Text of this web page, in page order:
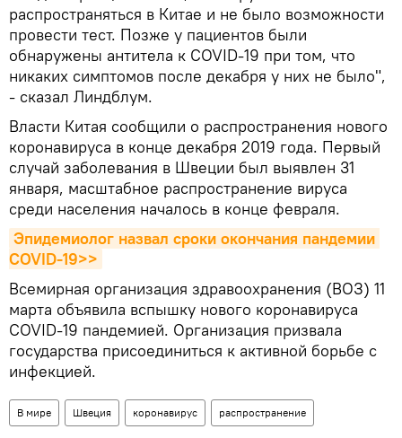
распространяться в Китае и не было возможности
провести тест. Позже у пациентов были
обнаружены антитела к COVID-19 при том, что
никаких симптомов после декабря у них не было",
- сказал Линдблум.
Власти Китая сообщили о распространения нового
коронавируса в конце декабря 2019 года. Первый
случай заболевания в Швеции был выявлен 31
января, масштабное распространение вируса
среди населения началось в конце февраля.
Эпидемиолог назвал сроки окончания пандемии
COVID-19>>
Всемирная организация здравоохранения (ВОЗ) 11
марта объявила вспышку нового коронавируса
COVID-19 пандемией. Организация призвала
государства присоединиться к активной борьбе с
инфекцией.
В мире Швеция коронавирус распространение